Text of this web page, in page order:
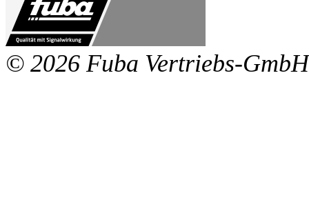
© 2026 Fuba Vertriebs-GmbH